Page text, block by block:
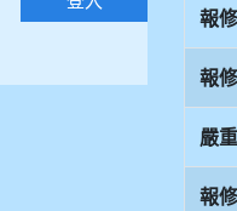
報
報
嚴
報